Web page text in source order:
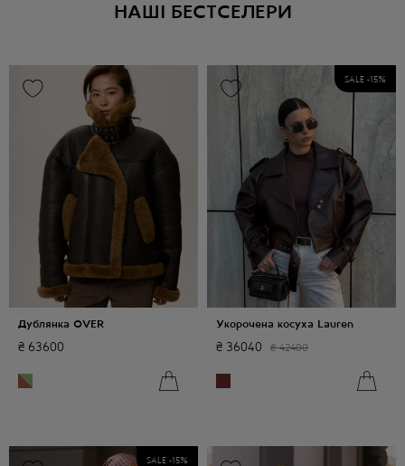
НАШІ БЕСТСЕЛЕРИ
Дублянка OVER
₴ 63600
Укорочена косуха Lauren
₴ 36040 ₴ 42400
SALE -15%
SALE -15%